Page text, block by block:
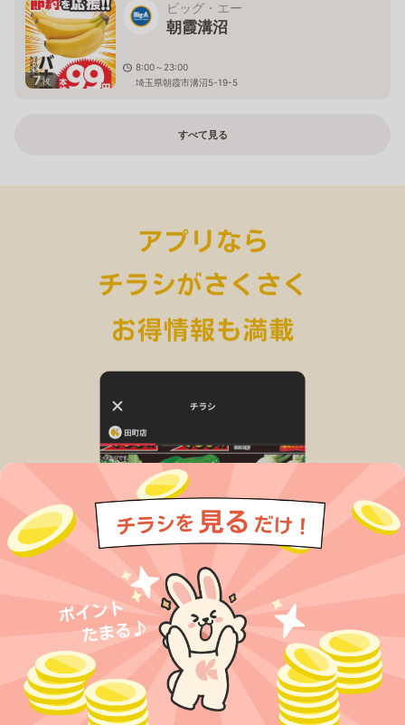
7枚
ビッグ・エー
朝霞溝沼
8:00～23:00
埼玉県朝霞市溝沼5-19-5
すべて見る